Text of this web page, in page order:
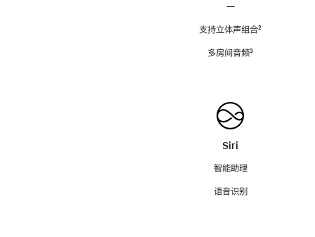
—
支持立体声组合脚
²
多房间音频脚
³
Siri
智能助理
语音识别